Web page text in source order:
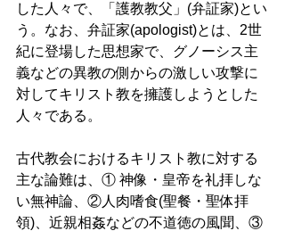
した人々で、「護教教父」(弁証家)とい
う。なお、弁証家(apologist)とは、2世
紀に登場した思想家で、グノーシス主
義などの異教の側からの激しい攻撃に
対してキリスト教を擁護しようとした
人々である。
古代教会におけるキリスト教に対する
主な論難は、① 神像・皇帝を礼拝しな
い無神論、②人肉嗜食(聖餐・聖体拝
領)、近親相姦などの不道徳の風聞、③